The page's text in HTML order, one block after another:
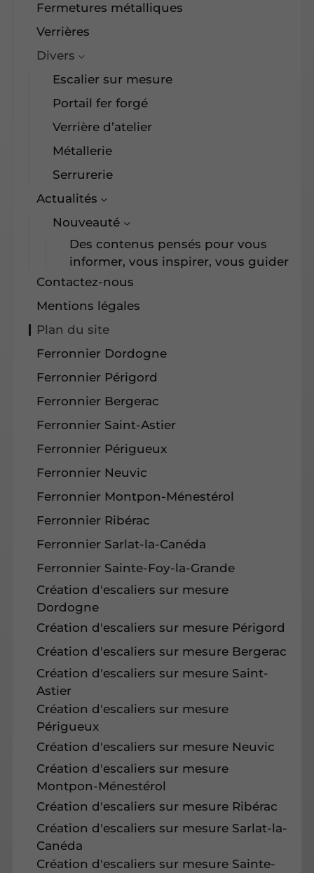
Fermetures métalliques
Verrières
Divers
Escalier sur mesure
Portail fer forgé
Verrière d’atelier
Métallerie
Serrurerie
Actualités
Nouveauté
Des contenus pensés pour vous
informer, vous inspirer, vous guider
Contactez-nous
Mentions légales
Plan du site
Ferronnier Dordogne
Ferronnier Périgord
Ferronnier Bergerac
Ferronnier Saint-Astier
Ferronnier Périgueux
Ferronnier Neuvic
Ferronnier Montpon-Ménestérol
Ferronnier Ribérac
Ferronnier Sarlat-la-Canéda
Ferronnier Sainte-Foy-la-Grande
Création d'escaliers sur mesure
Dordogne
Création d'escaliers sur mesure Périgord
Création d'escaliers sur mesure Bergerac
Création d'escaliers sur mesure Saint-
Astier
Création d'escaliers sur mesure
Périgueux
Création d'escaliers sur mesure Neuvic
Création d'escaliers sur mesure
Montpon-Ménestérol
Création d'escaliers sur mesure Ribérac
Création d'escaliers sur mesure Sarlat-la-
Canéda
Création d'escaliers sur mesure Sainte-